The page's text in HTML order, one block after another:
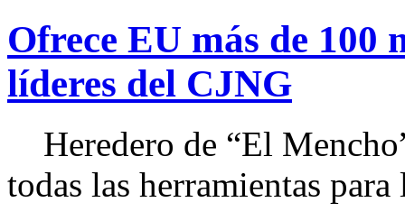
Ofrece EU más de 100
líderes del CJNG
Heredero de “El
todas las herramientas